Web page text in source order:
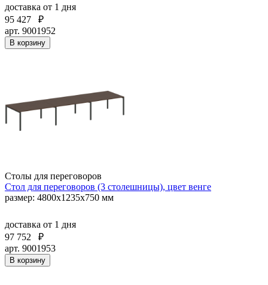
доставка от 1 дня
95 427
₽
арт. 9001952
В корзину
Столы для переговоров
Стол для переговоров (3 столешницы), цвет венге
размер: 4800х1235х750 мм
доставка от 1 дня
97 752
₽
арт. 9001953
В корзину